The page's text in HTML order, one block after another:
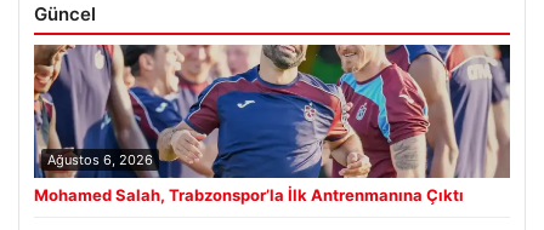
Güncel
Ağustos 6, 2026
Mohamed Salah, Trabzonspor’la İlk Antrenmanına Çıktı